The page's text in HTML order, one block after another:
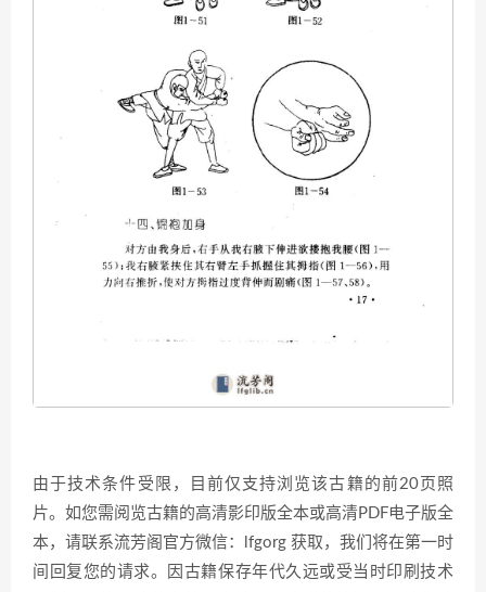
由于技术条件受限，目前仅支持浏览该古籍的前20页照
片。如您需阅览古籍的高清影印版全本或高清PDF电子版全
本，请联系流芳阁官方微信：lfgorg 获取，我们将在第一时
间回复您的请求。因古籍保存年代久远或受当时印刷技术